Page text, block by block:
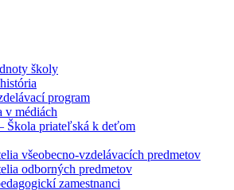
školy
program
v médiách
Škola priateľská k deťom
všeobecno-vzdelávacích predmetov
odborných predmetov
zamestnanci